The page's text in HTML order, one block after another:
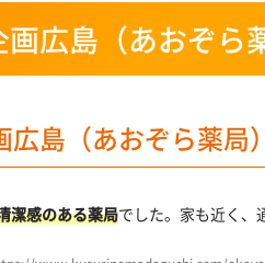
広島（あおぞら
広島（あおぞら薬局
潔感のある薬局でした。家も近く、